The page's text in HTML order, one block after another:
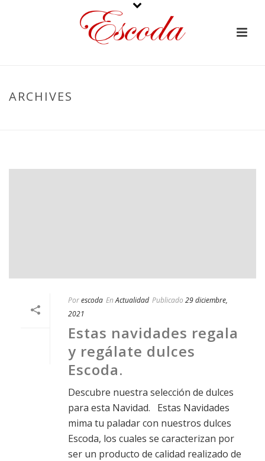
ARCHIVES
Porescoda En Actualidad Publicado 29 diciembre,
2021
Estas navidades regala
y regálate dulces
Escoda.
Descubre nuestra selección de dulces
para esta Navidad. Estas Navidades
mima tu paladar con nuestros dulces
Escoda, los cuales se caracterizan por
ser un producto de calidad realizado de